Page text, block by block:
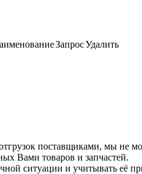
ЗапросУдалить
поставщиками, мы не
Вами товаров и запчастей.
ситуации и учитывать её